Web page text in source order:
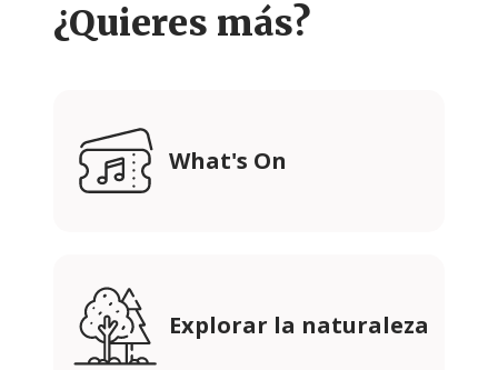
¿Quieres más?
What's On
Explorar la naturaleza